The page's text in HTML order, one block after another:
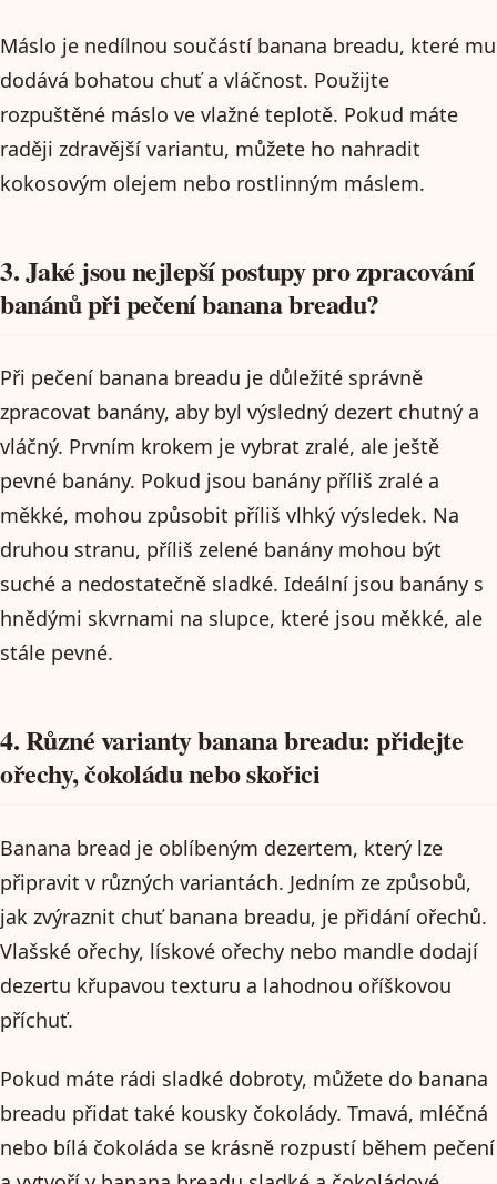
Máslo je nedílnou součástí banana breadu, které mu
dodává bohatou chuť a vláčnost. Použijte
rozpuštěné máslo ve vlažné teplotě. Pokud máte
raději zdravější variantu, můžete ho nahradit
kokosovým olejem nebo rostlinným máslem.
3. Jaké jsou nejlepší postupy pro zpracování
banánů při pečení banana breadu?
Při pečení banana breadu je důležité správně
zpracovat banány, aby byl výsledný dezert chutný a
vláčný. Prvním krokem je vybrat zralé, ale ještě
pevné banány. Pokud jsou banány příliš zralé a
měkké, mohou způsobit příliš vlhký výsledek. Na
druhou stranu, příliš zelené banány mohou být
suché a nedostatečně sladké. Ideální jsou banány s
hnědými skvrnami na slupce, které jsou měkké, ale
stále pevné.
4. Různé varianty banana breadu: přidejte
ořechy, čokoládu nebo skořici
Banana bread je oblíbeným dezertem, který lze
připravit v různých variantách. Jedním ze způsobů,
jak zvýraznit chuť banana breadu, je přidání ořechů.
Vlašské ořechy, lískové ořechy nebo mandle dodají
dezertu křupavou texturu a lahodnou oříškovou
příchuť.
Pokud máte rádi sladké dobroty, můžete do banana
breadu přidat také kousky čokolády. Tmavá, mléčná
nebo bílá čokoláda se krásně rozpustí během pečení